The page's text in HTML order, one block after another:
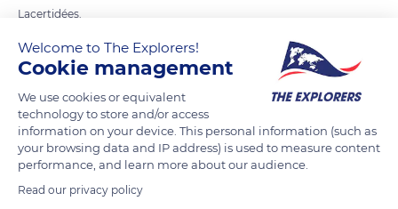
Lacertidées.
est vert ou jaune vif sans tache.
Il mesure environ 30 centimètres. Les adultes présentent 2
bandes blanches bien marquées sur le dos et la queue.
READ MORE TRANSLATE
Welcome to The Explorers!
Cookie management
We use cookies or equivalent
technology to store and/or access
information on your device. This personal information (such as
your browsing data and IP address) is used to measure content
performance, and learn more about our audience.
Read our privacy policy